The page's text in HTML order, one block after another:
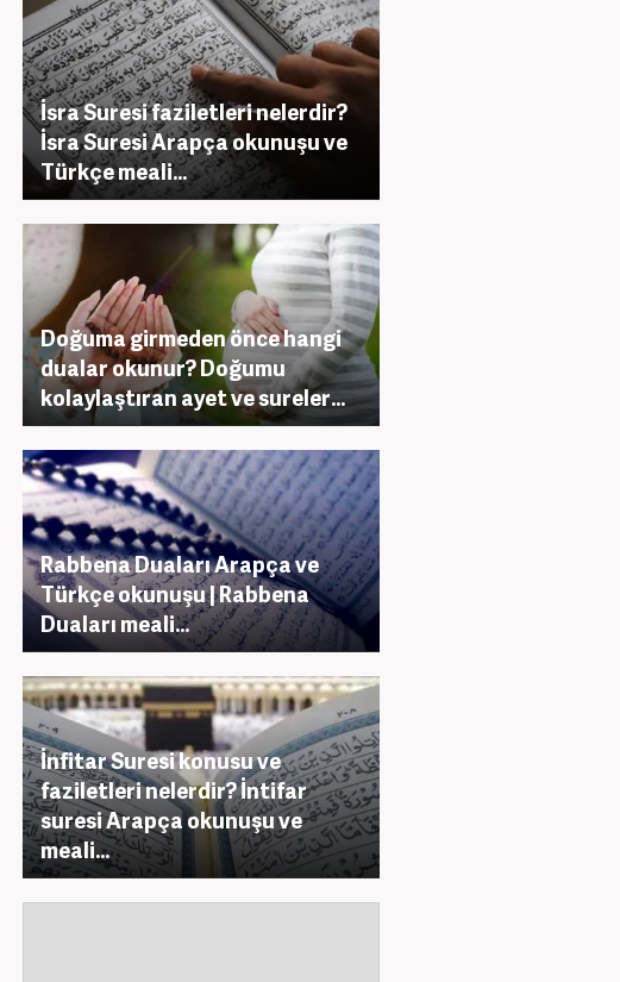
İsra Suresi faziletleri nelerdir?
İsra Suresi Arapça okunuşu ve
Türkçe meali...
Doğuma girmeden önce hangi
dualar okunur? Doğumu
kolaylaştıran ayet ve sureler...
Rabbena Duaları Arapça ve
Türkçe okunuşu | Rabbena
Duaları meali...
İnfitar Suresi konusu ve
faziletleri nelerdir? İntifar
suresi Arapça okunuşu ve
meali...